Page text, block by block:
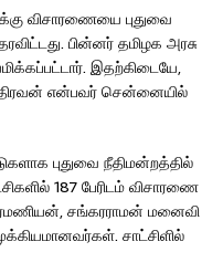
விசாரணையை புதுவை
பின்னர் தமிழக அரசு
இதற்கிடையே,
என்பவர் சென்னையில்
புதுவை நீதிமன்றத்தில்
187 பேரிடம் விசாரணை
சங்கரராமன் மனைவி
சாட்சிளில்